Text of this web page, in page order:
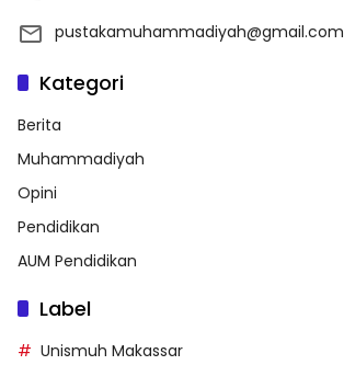
pustakamuhammadiyah@gmail.com
Kategori
Berita
Muhammadiyah
Opini
Pendidikan
AUM Pendidikan
Label
Unismuh Makassar